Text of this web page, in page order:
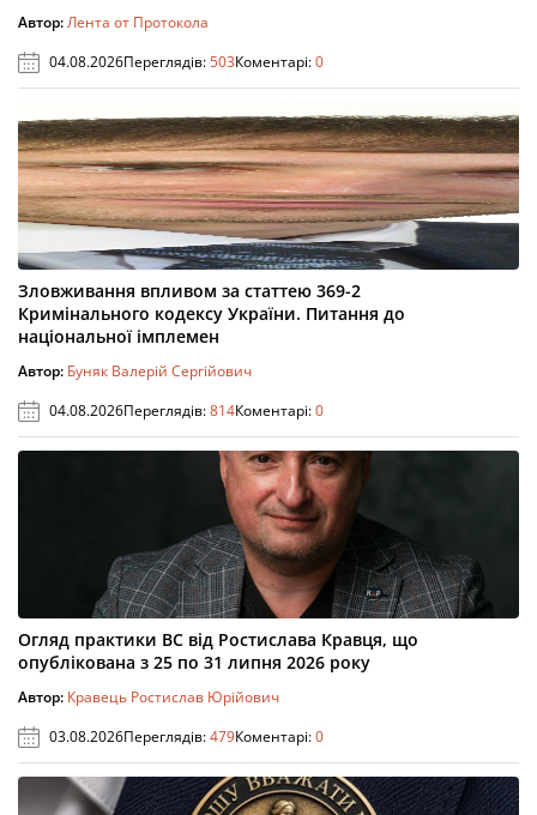
Автор:Лента от Протокола
04.08.2026Переглядів:503Коментарі:0
Зловживання впливом за статтею 369-2
Кримінального кодексу України. Питання до
національної імплемен
Автор: Буняк Валерій Сергійович
04.08.2026Переглядів:814Коментарі:0
Огляд практики ВС від Ростислава Кравця, що
опублікована з 25 по 31 липня 2026 року
Автор: Кравець Ростислав Юрійович
03.08.2026Переглядів:479Коментарі:0